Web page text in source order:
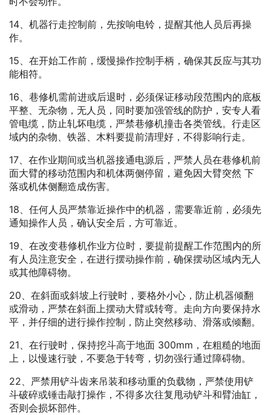
14、机器行走控制前，先按响电铃，提醒其他人员后再操
作。
15、在开始工作前，缓慢操作控制手柄，确保其反应与其功
能相符。
16、巷修机需前进或后退时，必须保证移动段范围内的底板
平整、无杂物，无人员，同时要加强管线的防护，安专人看
管电缆，防止轧坏电缆，严禁巷修机撞击各类管线。行走区
域内的杂物、铁器、木料要提前清理好，不得影响行走。
17、在作业期间或当机器接通电源后，严禁人员在巷修机前
面大臂的移动范围内和机体两侧停留，避免因大臂突然 下
落或机体侧翻造成伤害。
18、任何人员严禁靠近操作中的机器，需要靠近前，必须先
通知操作人员，确认安全后，方可靠近。
19、在改变巷修机作业方位时，要提前提醒工作范围内的所
有人员注意安全，在进行摆动操作前，确保摆动区域内无人
或其他障碍物。
20、在斜面或斜坡上行驶时，要格外小心，防止机器倾翻
或滑动，严禁在斜面上摆动大臂或转弯。走向方向要保持水
平，并仔细的进行操作控制，防止突然移动、滑落或倾翻。
21、在行驶时，保持挖斗高于地面 300mm，在粗糙的地面
上，以慢速行驶，不要急于转弯，切勿强行通过障碍物。
22、严禁用铲斗齿来吊装和移动重的负载物，严禁使用铲
斗破碎或锤击敲打操作，不得多次往复甩动铲斗和臂油缸，
否则会损坏部件。